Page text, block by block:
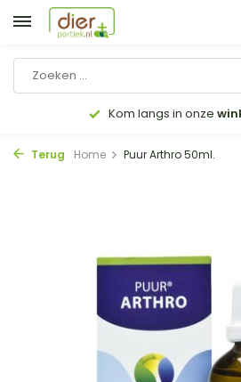
Kom langs in onze
Terug Home Puur Arthro 50ml.